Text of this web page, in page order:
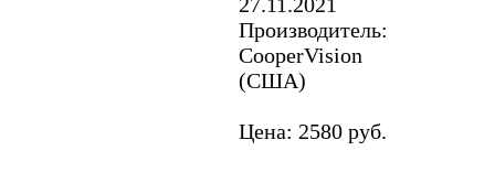
Производитель:
CooperVision
(США)
Цена: 2580 руб.